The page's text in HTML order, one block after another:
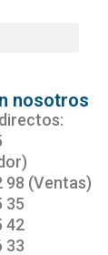
nosotros
98 (Ventas)
35
42
33